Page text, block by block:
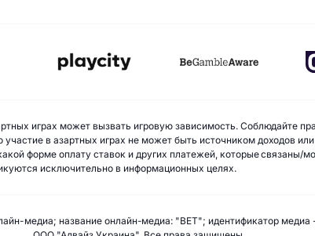
играх может вызвать игровую зависимость. Соблюдайте
в азартных играх не может быть источником доходов
форме оплату ставок и других платежей, которые связаны/
исключительно в информационных целях.
медиа; название онлайн-медиа: "BET"; идентификатор медиа